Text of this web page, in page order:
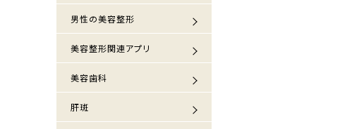
男性の美容整形
美容整形関連アプリ
美容歯科
肝斑